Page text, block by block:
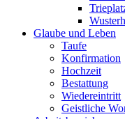
Glaube und Leben
Taufe
Konfirmation
Hochzeit
Bestattung
Wiedereintritt
Geistliche